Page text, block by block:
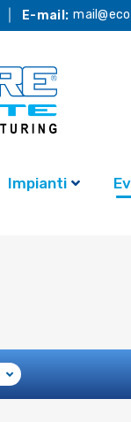
E-mail:
Impianti